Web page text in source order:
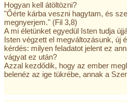
Hogyan kell átöltözni?
"Őérte kárba veszni hagytam, és
megnyerjem." (Fil 3,8)
A mi életünket egyedül Isten tudja
Isten végzett el megváltozásunk, új
kérdés: milyen feladatot jelent ez
vágyat ez után?
Azzal kezdődik, hogy az ember
belenéz az ige tükrébe, annak a